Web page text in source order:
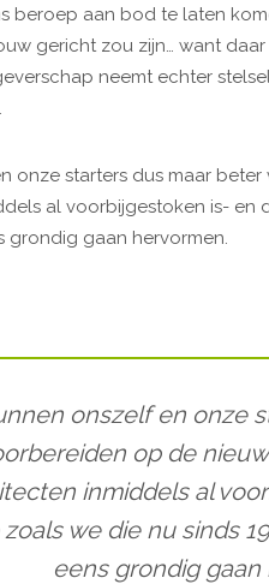
beroep aan bod te laten
gericht zou zijn… want
neemt echter
onze starters dus maar
al voorbijgestoken is- en
grondig gaan hervormen.
onszelf en onze
op de
inmiddels al
we die nu sinds
eens grondig